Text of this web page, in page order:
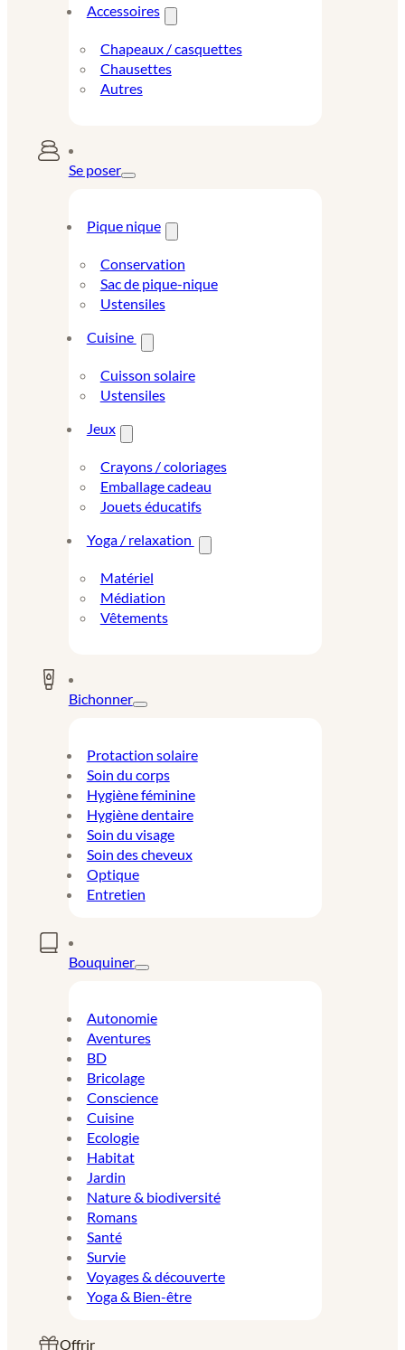
Accessoires
Chapeaux / casquettes
Chausettes
Autres
Se poser
Pique nique
Conservation
Sac de pique-nique
Ustensiles
Cuisine
Cuisson solaire
Ustensiles
Jeux
Crayons / coloriages
Emballage cadeau
Jouets éducatifs
Yoga / relaxation
Matériel
Médiation
Vêtements
Bichonner
Protaction solaire
Soin du corps
Hygiène féminine
Hygiène dentaire
Soin du visage
Soin des cheveux
Optique
Entretien
Bouquiner
Autonomie
Aventures
BD
Bricolage
Conscience
Cuisine
Ecologie
Habitat
Jardin
Nature & biodiversité
Romans
Santé
Survie
Voyages & découverte
Yoga & Bien-être
Offrir